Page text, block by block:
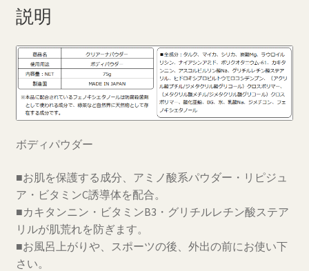
説明
ボディパウダー
■お肌を保護する成分、アミノ酸系パウダー・リピジュ
ア・ビタミンC誘導体を配合。
■カキタンニン・ビタミンB3・グリチルレチン酸ステア
リルが肌荒れを防ぎます。
■お風呂上がりや、スポーツの後、外出の前にお使い下
さい。